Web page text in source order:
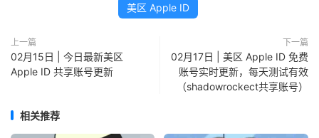
美区 Apple ID
上一篇
02月15日 | 今日最新美区
Apple ID 共享账号更新
下一篇
02月17日 | 美区 Apple ID 免费
账号实时更新，每天测试有效
（shadowrockect共享账号）
相关推荐